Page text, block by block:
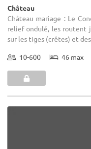
Château
Château mariage : Le
relief ondulé, les routent
sur les tiges (crêtes) et
10-600 46 max